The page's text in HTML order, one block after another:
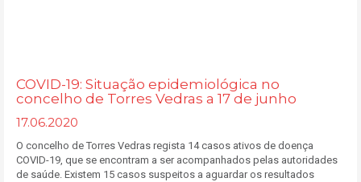
COVID-19: Situação epidemiológica no
concelho de Torres Vedras a 17 de junho
17.06.2020
O concelho de Torres Vedras regista 14 casos ativos de doença
COVID-19, que se encontram a ser acompanhados pelas autoridades
de saúde. Existem 15 casos suspeitos a aguardar os resultados